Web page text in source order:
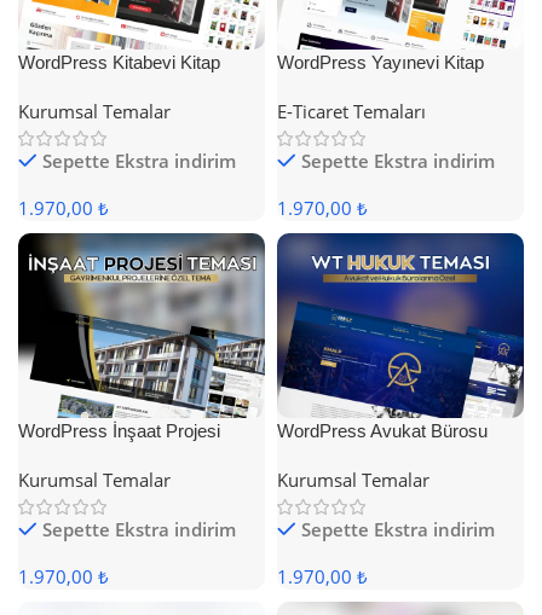
WordPress Kitabevi Kitap
Kurumsal Temalar
Sepette Ekstra indirim
1.970,00 ₺
WordPress Yayınevi Kitap
E-Ticaret Temaları
Sepette Ekstra indirim
1.970,00 ₺
WordPress İnşaat Projesi
Kurumsal Temalar
Sepette Ekstra indirim
1.970,00 ₺
WordPress Avukat Bürosu
Kurumsal Temalar
Sepette Ekstra indirim
1.970,00 ₺